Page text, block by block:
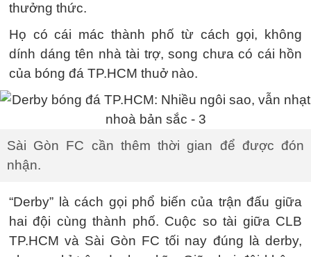
thưởng thức.
Họ có cái mác thành phố từ cách gọi, không
dính dáng tên nhà tài trợ, song chưa có cái hồn
của bóng đá TP.HCM thuở nào.
Sài Gòn FC cần thêm thời gian để được đón
nhận.
“Derby” là cách gọi phổ biến của trận đấu giữa
hai đội cùng thành phố. Cuộc so tài giữa CLB
TP.HCM và Sài Gòn FC tối nay đúng là derby,